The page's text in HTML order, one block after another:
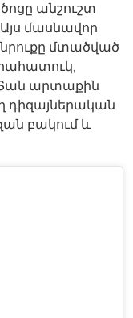
անշուշտ
Այս մասնավոր
մտածված
Տան արտաքին
դիզայներական
բակում և